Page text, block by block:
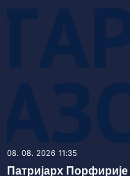
08. 08. 2026 11:35
Патријарх